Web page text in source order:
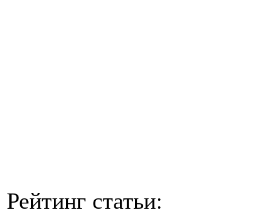
Рейтинг статьи: